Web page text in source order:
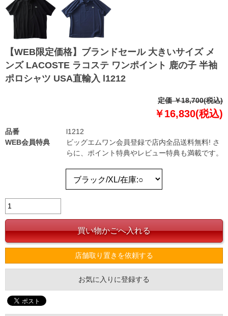
【WEB限定価格】ブランドセール 大きいサイズ メ
ンズ LACOSTE ラコステ ワンポイント 鹿の子 半袖
ポロシャツ USA直輸入 l1212
定価 ￥18,700(税込)
￥16,830(税込)
品番
l1212
WEB会員特典
ビッグエムワン会員登録で店内全品送料無料! さ
らに、ポイント特典やレビュー特典も満載です。
店舗取り置きを依頼する
お気に入りに登録する